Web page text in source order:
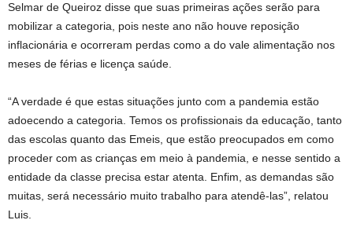
Selmar de Queiroz disse que suas primeiras ações serão para
mobilizar a categoria, pois neste ano não houve reposição
inflacionária e ocorreram perdas como a do vale alimentação nos
meses de férias e licença saúde.
“A verdade é que estas situações junto com a pandemia estão
adoecendo a categoria. Temos os profissionais da educação, tanto
das escolas quanto das Emeis, que estão preocupados em como
proceder com as crianças em meio à pandemia, e nesse sentido a
entidade da classe precisa estar atenta. Enfim, as demandas são
muitas, será necessário muito trabalho para atendê-las”, relatou
Luis.